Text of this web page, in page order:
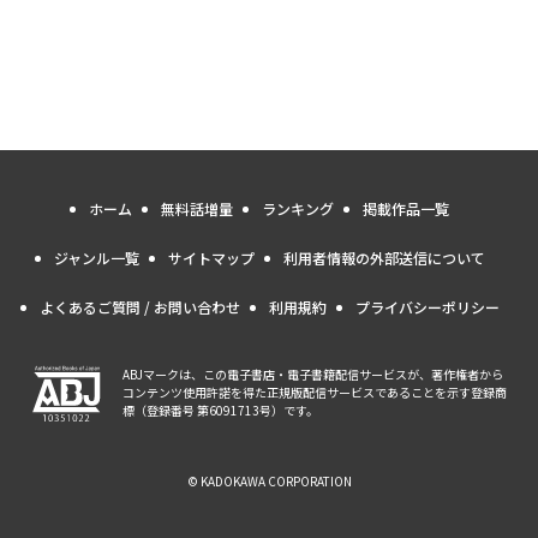
ホーム 無料話増量 ランキング 掲載作品一覧
ジャンル一覧 サイトマップ 利用者情報の外部送信について
よくあるご質問 / お問い合わせ 利用規約 プライバシーポリシー
ABJマークは、この電子書店・電子書籍配信サービスが、著作権者から
コンテンツ使用許諾を得た正規版配信サービスであることを示す登録商
標（登録番号 第6091713号）です。
© KADOKAWA CORPORATION